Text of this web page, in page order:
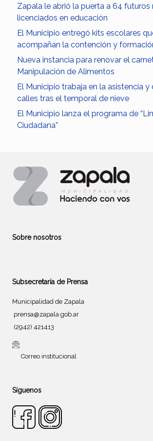
Zapala le abrió la puerta a 64 futuros
licenciados en educación
El Municipio entregó kits escolares
acompañan la contención y
Nueva instancia para renovar el
Manipulación de Alimentos
El Municipio trabaja en la asistencia y
calles tras el temporal de nieve
El Municipio lanza el programa de
Ciudadana”
Sobre nosotros
Subsecretaría de Prensa
Municipalidad de Zapala
prensa@zapala.gob.ar
(2942) 421413
Correo institucional
Síguenos